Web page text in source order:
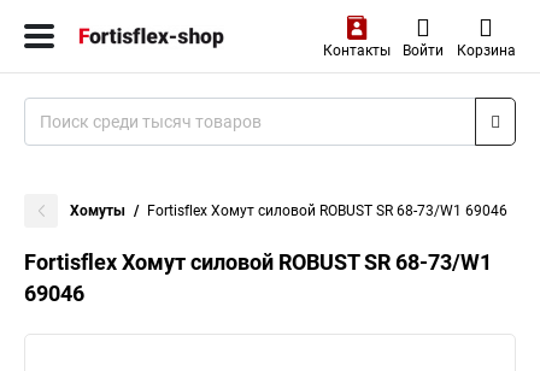
Контакты Войти Корзина
Хомуты Fortisflex Хомут силовой ROBUST SR 68-73/W1 69046
Fortisflex Хомут силовой ROBUST SR 68-73/W1
69046